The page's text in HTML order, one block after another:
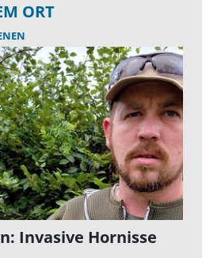
ORT
Invasive Hornisse